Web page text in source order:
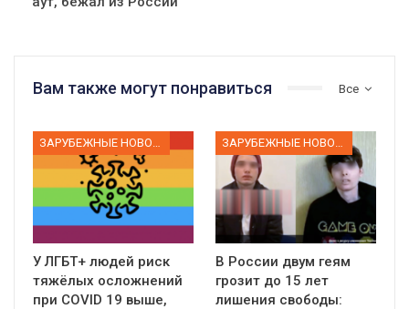
Все
Вам также могут понравиться
У ЛГБТ+ людей риск
тяжёлых осложнений
при COVID 19 выше,
В России двум геям
грозит до 15 лет
лишения свободы: